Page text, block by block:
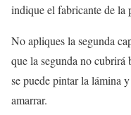
indique el fabricante de la
No apliques la segunda
que la segunda no cubrirá
se puede pintar la lámina
amarrar.